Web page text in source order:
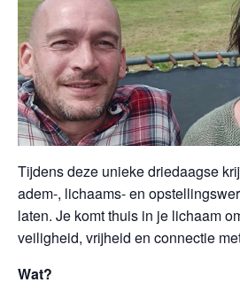
Tijdens deze unieke driedaagse
adem-, lichaams- en
laten. Je komt thuis in je lichaam
veiligheid, vrijheid en connectie
Wat?